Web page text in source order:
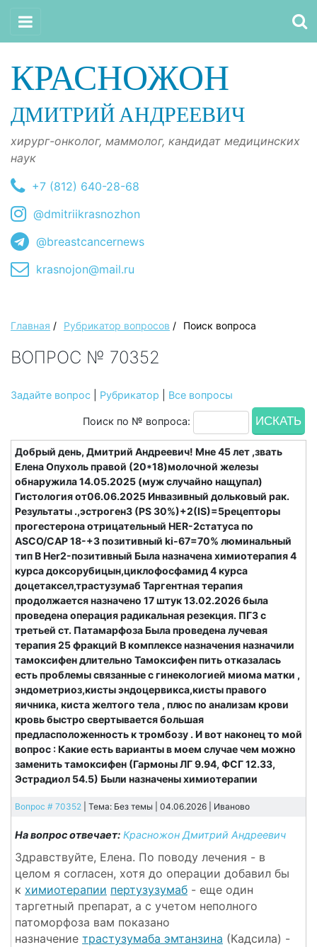
КРАСНОЖОН
ДМИТРИЙ АНДРЕЕВИЧ
хирург-онколог, маммолог, кандидат медицинских
наук
+7 (812) 640-28-68
@dmitriikrasnozhon
@breastcancernews
krasnojon@mail.ru
Главная / Рубрикатор вопросов / Поиск вопроса
ВОПРОС № 70352
Задайте вопрос Рубрикатор Все вопросы
Поиск по № вопроса:
Добрый день, Дмитрий Андреевич! Мне 45 лет ,звать
Елена Опухоль правой (20*18)молочной железы
обнаружила 14.05.2025 (муж случайно нащупал)
Гистология от06.06.2025 Инвазивный дольковый рак.
Результаты .,эстроген3 (PS 30%)+2(IS)=5рецепторы
прогестерона отрицательный HER-2статуса по
ASCO/CAP 18-+3 позитивный ki-67=70% люминальный
тип В Her2-позитивный Была назначена химиотерапия 4
курса доксорубицын,циклофосфамид 4 курса
доцетаксел,трастузумаб Таргентная терапия
продолжается назначено 17 штук 13.02.2026 была
проведена операция радикальная резекция. ПГЗ с
третьей ст. Патамарфоза Была проведена лучевая
терапия 25 фракций В комплексе назначения назначили
тамоксифен длительно Тамоксифен пить отказалась
есть проблемы связанные с гинекологией миома матки ,
эндометриоз,кисты эндоцервикса,кисты правого
яичника, киста желтого тела , плюс по анализам крови
кровь быстро свертывается большая
предласположенность к тромбозу . И вот наконец то мой
вопрос : Какие есть варианты в моем случае чем можно
заменить тамоксифен (Гармоны ЛГ 9.94, ФСГ 12.33,
Эстрадиол 54.5) Были назначены химиотерапии
Вопрос # 70352 | Тема: Без темы | 04.06.2026 | Иваново
На вопрос отвечает: Красножон Дмитрий Андреевич
Здравствуйте, Елена. По поводу лечения - в
целом я согласен, хотя до операции добавил бы
к химиотерапии пертузузумаб - еще один
таргетный препарат, а с учетом неполного
патоморфоза вам показано
назначение трастузумаба эмтанзина (Кадсила) -